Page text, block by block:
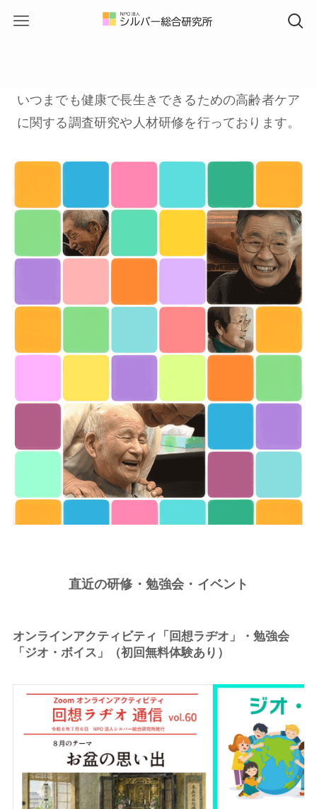
いつまでも健康で長生きできるための高齢者ケア
に関する調査研究や人材研修を行っております。
直近の研修・勉強会・イベント
オンラインアクティビティ「回想ラヂオ」・勉強会
「ジオ・ボイス」（初回無料体験あり）